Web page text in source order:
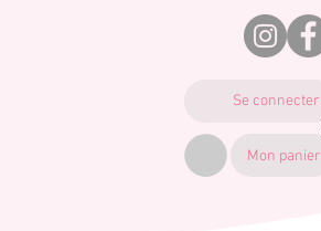
Se connecter
Mon panier